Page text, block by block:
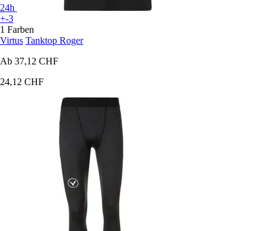
24h
+-3
1 Farben
Virtus Tanktop Roger
Ab 37,12 CHF
24,12 CHF